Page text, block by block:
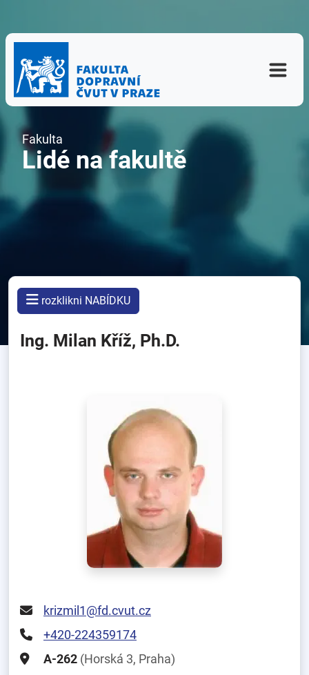
Fakulta
Lidé na fakultě
rozklikni NABÍDKU
Ing. Milan Kříž, Ph.D.
krizmil1@fd.cvut.cz
+420-224359174
A-262 (Horská 3, Praha)